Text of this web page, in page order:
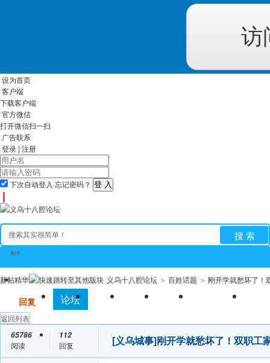
访
设为首页
客户端
下载客户端
官方微信
打开微信扫一扫
广告联系
登录 | 注册
下次自动登入 忘记密码？
帖子
搜 索
全站首页 论坛 房产 相亲 亲子 求职招聘
新帖精华 义乌十八腔论坛 > 百姓话题 > 刚开学就愁坏了！
回复
返回列表
65786
阅读
112
回复
[义乌城事]刚开学就愁坏了！双职工